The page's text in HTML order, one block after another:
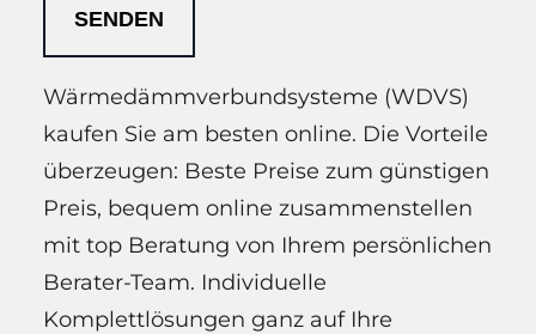
Wärmedämmverbundsysteme (WDVS)
kaufen Sie am besten online. Die Vorteile
überzeugen: Beste Preise zum günstigen
Preis, bequem online zusammenstellen
mit top Beratung von Ihrem persönlichen
Berater-Team. Individuelle
Komplettlösungen ganz auf Ihre